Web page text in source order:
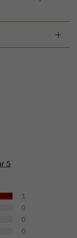
5
1
0
0
0